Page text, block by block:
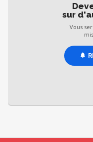
sur
Vous